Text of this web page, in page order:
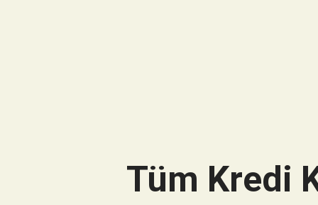
Tüm Kredi